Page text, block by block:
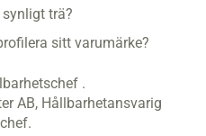
trä?
sitt varumärke?
.
AB, Hållbarhetansvarig